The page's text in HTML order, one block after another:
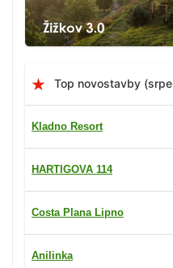
Top novostavby
Kladno Resort
HARTIGOVA 114
Costa Plana Lipno
Anilinka